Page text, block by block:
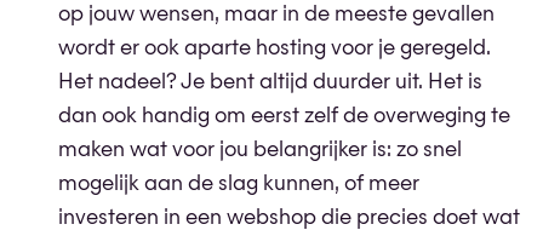
op jouw wensen, maar in de meeste gevallen
wordt er ook aparte hosting voor je geregeld.
Het nadeel? Je bent altijd duurder uit. Het is
dan ook handig om eerst zelf de overweging te
maken wat voor jou belangrijker is: zo snel
mogelijk aan de slag kunnen, of meer
investeren in een webshop die precies doet wat